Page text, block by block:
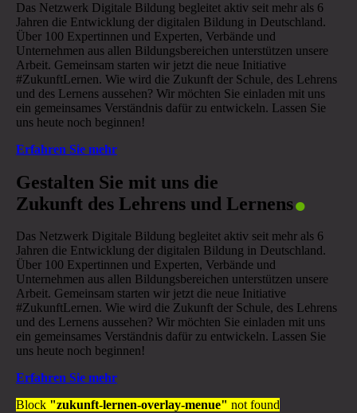
Das Netzwerk Digitale Bildung begleitet aktiv seit mehr als 6
Jahren die Entwicklung der digitalen Bildung in Deutschland.
Über 100 Expertinnen und Experten, Verbände und
Unternehmen aus allen Bildungsbereichen unterstützen unsere
Arbeit. Gemeinsam starten wir jetzt die neue Initiative
#ZukunftLernen. Wie wird die Zukunft der Schule, des Lehrens
und des Lernens aussehen? Wir möchten Sie einladen mit uns
ein gemeinsames Verständnis dafür zu entwickeln. Lassen Sie
uns heute noch beginnen!
Erfahren Sie mehr
Gestalten Sie mit uns die
Zukunft des Lehrens und Lernens.
Das Netzwerk Digitale Bildung begleitet aktiv seit mehr als 6
Jahren die Entwicklung der digitalen Bildung in Deutschland.
Über 100 Expertinnen und Experten, Verbände und
Unternehmen aus allen Bildungsbereichen unterstützen unsere
Arbeit. Gemeinsam starten wir jetzt die neue Initiative
#ZukunftLernen. Wie wird die Zukunft der Schule, des Lehrens
und des Lernens aussehen? Wir möchten Sie einladen mit uns
ein gemeinsames Verständnis dafür zu entwickeln. Lassen Sie
uns heute noch beginnen!
Erfahren Sie mehr
Block "zukunft-lernen-overlay-menue" not found